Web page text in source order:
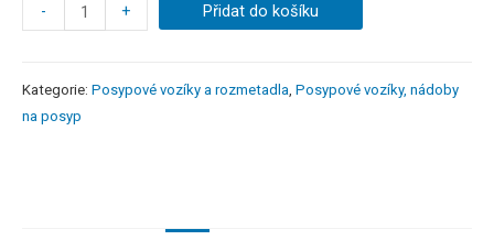
- + Přidat do košíku
Kategorie: Posypové vozíky a rozmetadla Posypové vozíky, nádoby
na posyp